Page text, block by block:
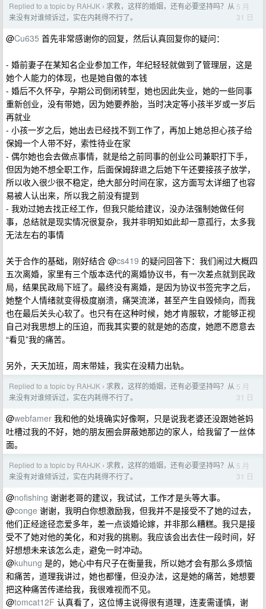
Replied to a topic by RAHJK › 求救，这样的婚姻，还有必要坚持吗？从
来没有对谁倾诉过，实在内耗得不行了。
5 月
31 日
@Cu635 首先非常感谢你的回复，然后认真回复你的疑问：
- 婚前妻子在某知名企业参加工作，年纪轻轻就做到了管理层，这是
她个人能力的体现，也是她自傲的本钱
- 婚后不久怀孕，孕期公司倒闭转型，她也因此失业，她的一些同事
重新创业，没有带她，因为她要养胎，当时决定等小孩半岁或一岁后
再就业
- 小孩一岁之后，她出去已经找不到工作了，再加上她总担心孩子给
保姆一个人带不好，索性待业在家
- 偶尔她也会去做点事情，就是给之前同事的创业公司兼职打下手，
但因为她不想全职工作，后面保姆辞退之后她下午还要接孩子放学，
所以收入很少很不稳定，绝大部分时间在家，这方面写太详细了也容
易被人认出来，所以我之前没有提到
- 我劝过她去找正经工作，但我只能给建议，没办法强制她做任何
事，总结就是现实情况很复杂，我并非明知如此却一意孤行，太多我
无法左右的事情
关于合作的基础，刚好结合 @cs419 的疑问回答下：我们闹过大概四
五次离婚，家里有三个版本迭代的离婚协议书，有一次差点就到民政
局，结果民政局下班了。最终没有离婚，是因为协议书签完字之后，
她整个人情绪就变得极度崩溃，痛哭流涕，甚至产生自毁倾向，而我
也在最后关头心软了。也只有在这种时候，她才肯服软，才能够正视
自己对我思想上的压迫，而我其实要的就是她的态度，她愿不愿意去
“看见”我的痛苦。
另外，天天加班，周末带娃，我实在没精力出轨。
Replied to a topic by RAHJK › 求救，这样的婚姻，还有必要坚持吗？从
来没有对谁倾诉过，实在内耗得不行了。
5 月
31 日
@webfamer 我和他的处境确实好像啊，只是说我老婆还没跟她爸妈
吐槽过我的不好，她的朋友圈会屏蔽她那边的家人，给我留了一丝体
面。
Replied to a topic by RAHJK › 求救，这样的婚姻，还有必要坚持吗？从
来没有对谁倾诉过，实在内耗得不行了。
5 月
31 日
@nofishing 谢谢老哥的建议，我试试，工作才是头等大事。
@conge 谢谢，我明白你想激励我，但我并不是接受不了她的过去，
他们正经途径恋爱多年，差一点谈婚论嫁，并非那么糟糕。我只是接
受不了她对他的美化，和对我的挑剔。我应该会出去住一段时间，好
好想想未来该怎么走，避免一时冲动。
@kuhung 是的，她心中有尺子在衡量我，所以她才会有那么多烦恼
和痛苦，道理我讲过，她也都懂，但没办法，这是她的痛苦，她想要
把这种痛苦传递给我，我很难视而不见。
@tomcat12F 认真看了，这位博主说得很有道理，连麦需谨慎，谢